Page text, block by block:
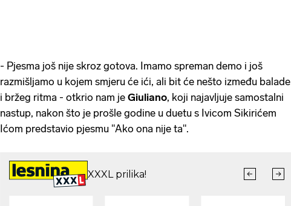
- Pjesma još nije skroz gotova. Imamo spreman demo i još
razmišljamo u kojem smjeru će ići, ali bit će nešto između balade
i bržeg ritma - otkrio nam je Giuliano, koji najavljuje samostalni
nastup, nakon što je prošle godine u duetu s Ivicom Sikirićem
Ićom predstavio pjesmu "Ako ona nije ta".